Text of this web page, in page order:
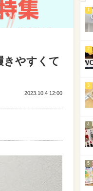
きやすくて
2023.10.4 12:00
1
2
3
4
5